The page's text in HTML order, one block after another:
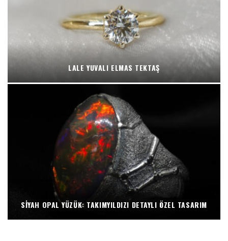
LALE YUVALI ELMAS TEKTAŞ
SIYAH OPAL YÜZÜK: TAKIMYILDIZI DETAYLI ÖZEL TASARIM